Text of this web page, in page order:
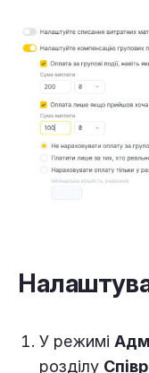
У режимі
розділу